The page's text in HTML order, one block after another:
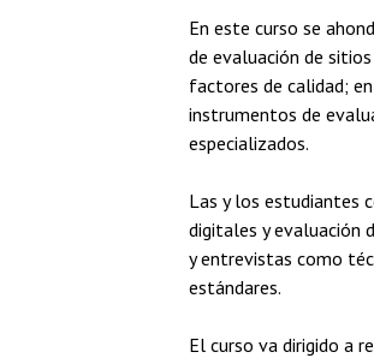
En este curso se
de evaluación de
factores de calidad;
instrumentos de
especializados.
Las y los estudiantes
digitales y evaluación
y entrevistas como
estándares.
El curso va dirigido a